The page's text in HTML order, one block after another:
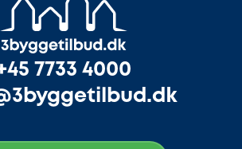
7733 4000